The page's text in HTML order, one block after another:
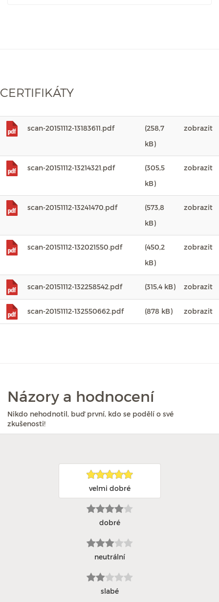
CERTIFIKÁTY
scan-20151112-13183611.pdf
(258,7
kB)
zobrazit
scan-20151112-13214321.pdf
(305,5
kB)
zobrazit
scan-20151112-13241470.pdf
(573,8
kB)
zobrazit
scan-20151112-132021550.pdf
(450,2
kB)
zobrazit
scan-20151112-132258542.pdf (315,4 kB) zobrazit
scan-20151112-132550662.pdf (878 kB) zobrazit
Názory a hodnocení
Nikdo nehodnotil, buď první, kdo se podělí o své
zkušenosti!
velmi dobré
dobré
neutrální
slabé